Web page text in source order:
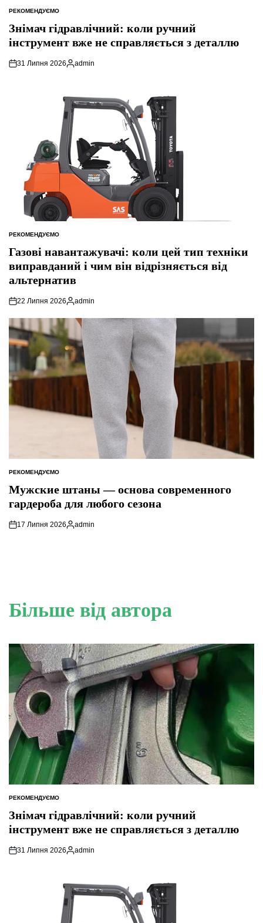
ОПУБЛІКУВАТИ
РЕКОМЕНДУЄМО
Знімач гідравлічний: коли ручний
інструмент вже не справляється з деталлю
31 Липня 2026
Опубліковано
admin
ОПУБЛІКУВАТИ
РЕКОМЕНДУЄМО
Газові навантажувачі: коли цей тип техніки
виправданий і чим він відрізняється від
альтернатив
22 Липня 2026
Опубліковано
admin
ОПУБЛІКУВАТИ
РЕКОМЕНДУЄМО
Мужские штаны — основа современного
гардероба для любого сезона
17 Липня 2026
Опубліковано
admin
Більше від автора
ОПУБЛІКУВАТИ
РЕКОМЕНДУЄМО
Знімач гідравлічний: коли ручний
інструмент вже не справляється з деталлю
31 Липня 2026
Опубліковано
admin